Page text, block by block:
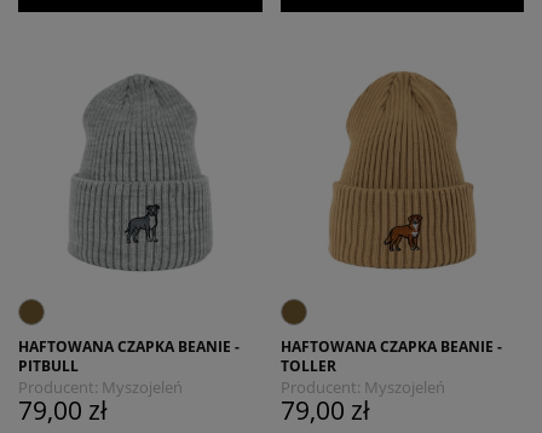
HAFTOWANA CZAPKA BEANIE -
PITBULL
Producent: Myszojeleń
79,00 zł
HAFTOWANA CZAPKA BEANIE -
TOLLER
Producent: Myszojeleń
79,00 zł